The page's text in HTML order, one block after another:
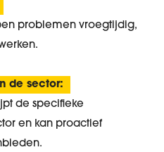
problemen vroegtijdig,
de sector:
de specifieke
en kan proactief